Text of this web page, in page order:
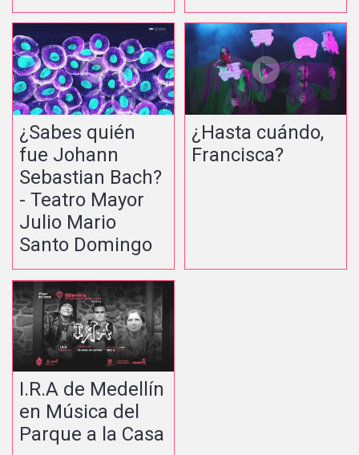
¿Sabes quién
fue Johann
Sebastian Bach?
- Teatro Mayor
Julio Mario
Santo Domingo
¿Hasta cuándo,
Francisca?
I.R.A de Medellín
en Música del
Parque a la Casa